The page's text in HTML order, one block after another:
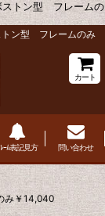
トン型 フレームの
ン型 フレームのみ
カート
ｰﾑ表記見方 問い合わせ
￥14,040